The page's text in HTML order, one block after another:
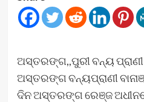
ଅସ୍ତରଙ୍ଗ,,ପୁରୀ ବନ୍ୟ
ଅସ୍ତରଙ୍ଗ ବନ୍ୟପ୍ରାଣୀ
ଦିନ ଅସ୍ତରଙ୍ଗ ରେଞ୍ଜ